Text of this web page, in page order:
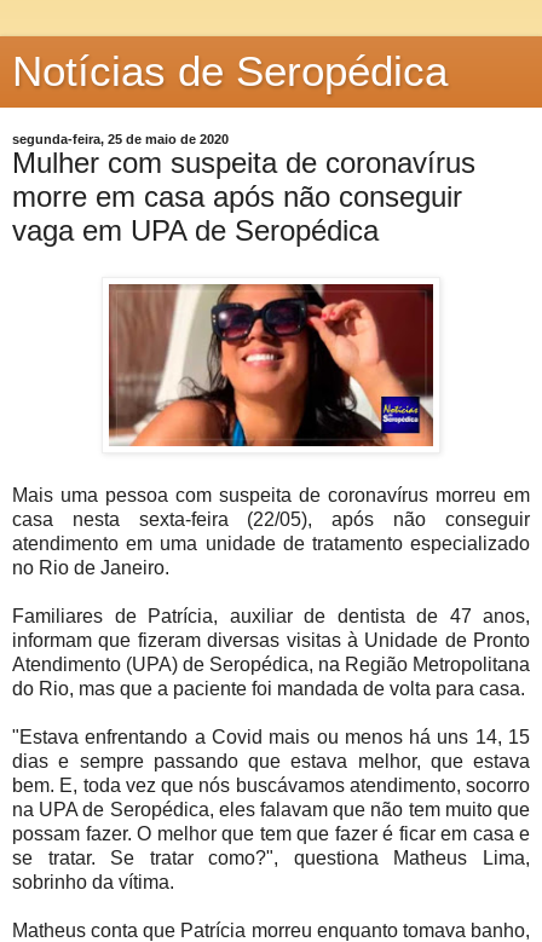
Notícias de Seropédica
segunda-feira, 25 de maio de 2020
Mulher com suspeita de coronavírus
morre em casa após não conseguir
vaga em UPA de Seropédica
Mais uma pessoa com suspeita de coronavírus morreu em
casa nesta sexta-feira (22/05), após não conseguir
atendimento em uma unidade de tratamento especializado
no Rio de Janeiro.
Familiares de Patrícia, auxiliar de dentista de 47 anos,
informam que fizeram diversas visitas à Unidade de Pronto
Atendimento (UPA) de Seropédica, na Região Metropolitana
do Rio, mas que a paciente foi mandada de volta para casa.
"Estava enfrentando a Covid mais ou menos há uns 14, 15
dias e sempre passando que estava melhor, que estava
bem. E, toda vez que nós buscávamos atendimento, socorro
na UPA de Seropédica, eles falavam que não tem muito que
possam fazer. O melhor que tem que fazer é ficar em casa e
se tratar. Se tratar como?", questiona Matheus Lima,
sobrinho da vítima.
Matheus conta que Patrícia morreu enquanto tomava banho,